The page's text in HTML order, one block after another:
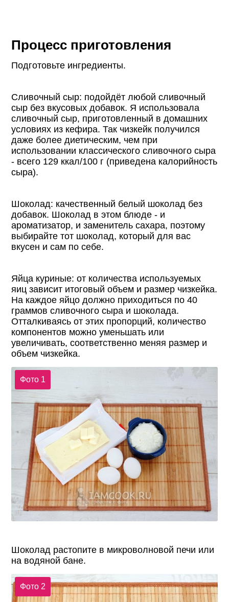
Процесс приготовления
Подготовьте ингредиенты.
Сливочный сыр: подойдёт любой сливочный
сыр без вкусовых добавок. Я использовала
сливочный сыр, приготовленный в домашних
условиях из кефира. Так чизкейк получился
даже более диетическим, чем при
использовании классического сливочного сыра
- всего 129 ккал/100 г (приведена калорийность
сыра).
Шоколад: качественный белый шоколад без
добавок. Шоколад в этом блюде - и
ароматизатор, и заменитель сахара, поэтому
выбирайте тот шоколад, который для вас
вкусен и сам по себе.
Яйца куриные: от количества используемых
яиц зависит итоговый объем и размер чизкейка.
На каждое яйцо должно приходиться по 40
граммов сливочного сыра и шоколада.
Отталкиваясь от этих пропорций, количество
компонентов можно уменьшать или
увеличивать, соответственно меняя размер и
объем чизкейка.
Фото 1
Шоколад растопите в микроволновой печи или
на водяной бане.
Фото 2